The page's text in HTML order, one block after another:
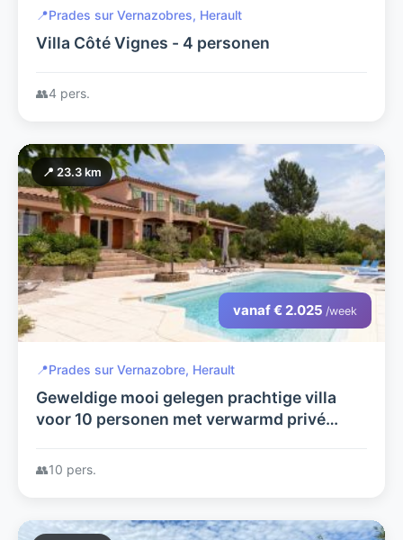
📍Prades sur Vernazobres, Herault
Villa Côté Vignes - 4 personen
👥4 pers.
📍 23.3 km
vanaf € 2.025 /week
📍Prades sur Vernazobre, Herault
Geweldige mooi gelegen prachtige villa
voor 10 personen met verwarmd privé
👥10 pers.